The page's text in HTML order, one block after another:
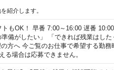
紹介します。
もOK！ 早番 7:00～16:00 遅番
備がしたい」 「できれば残業はした
方へ 今ご覧のお仕事で希望する勤務
る場合は応募できません。